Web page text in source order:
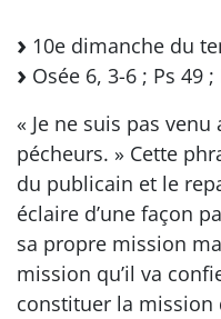
10e dimanche du
Osée 6, 3-6 ; Ps 49
« Je ne suis pas
pécheurs. » Cette
du publicain et le
éclaire d’une façon
sa propre mission
mission qu’il va
constituer la mission